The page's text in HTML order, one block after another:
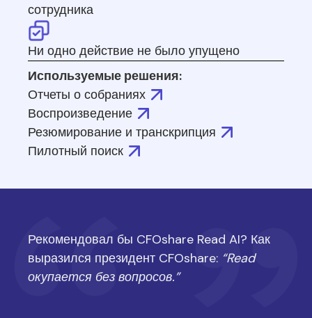
сотрудника
Ни одно действие не было упущено
Используемые решения:
Отчеты о собраниях
Воспроизведение
Резюмирование и транскрипция
Пилотный поиск
Рекомендовал бы CFOshare Read AI? Как
выразился президент CFOshare: “Read
окупается без вопросов.”